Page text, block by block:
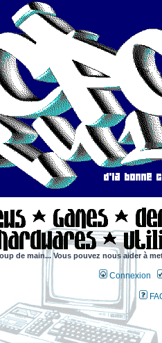
de main... Vous pouvez nous aider à
Connexion